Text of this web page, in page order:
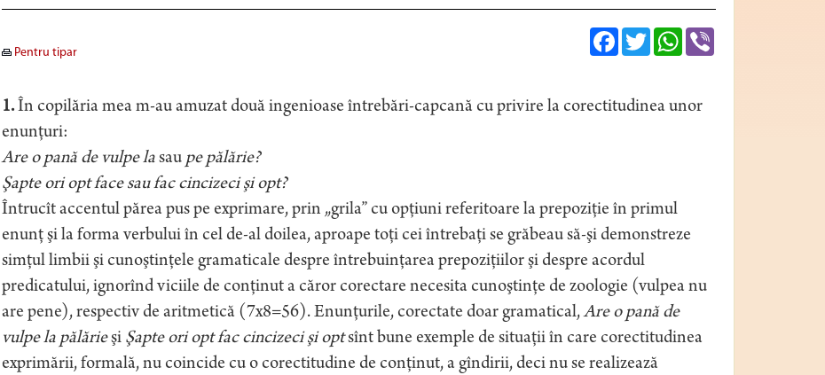
Pentru tipar
FacebookTwitterWhatsApp
1.În copilăria mea m-au amuzat două ingenioase întrebări-capcană cu privire la corectitudinea unor
enunţuri:
Are o pană de vulpe lasau pe pălărie?
Şapte ori opt face sau fac cincizeci şi opt?
Întrucît accentul părea pus pe exprimare, prin „grila” cu opţiuni referitoare la prepoziţie în primul
enunţ şi la forma verbului în cel de-al doilea, aproape toţi cei întrebaţi se grăbeau să-şi demonstreze
simţul limbii şi cunoştinţele gramaticale despre întrebuinţarea prepoziţiilor şi despre acordul
predicatului, ignorînd viciile de conţinut a căror corectare necesita cunoştinţe de zoologie (vulpea nu
are pene), respectiv de aritmetică (7x8=56). Enunţurile, corectate doar gramatical,Are o pană de
vulpe la pălărieşi Şapte ori opt fac cincizeci şi optsînt bune exemple de situaţii în care corectitudinea
exprimării, formală, nu coincide cu o corectitudine de conţinut, a gîndirii, deci nu se realizează